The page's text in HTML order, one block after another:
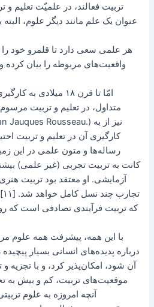
تربیت فعالند، در علمیّت تعلیم
عنوان یک علم مانند دیگر علوم،
هر علمی سعی دارد تا قلمرو خود
واقعیت‌های مربوطه را بیان کرده
امّا تا قرن ۱۸
متداول، در تعلیم و تربیت
کارگیری آن در تعلیم و تربیت
کانت به تربیت تجربی (غیر علمی)
آزمایشی. او معتقد بود تربیت
که تربیت فرآیندی تصادفی است که
با این همه، پیشرفت‌ همه علوم
درباره پدیده‌های انسانی بسیار
آن شود، امکان‌پذیر کرد، و با تجزیه
موقعیت‌های تربیت، کم و بیش به
آنچه امروزه به علوم